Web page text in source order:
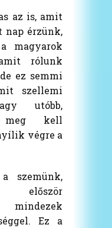
az is, amit
nap érzünk,
magyarok
rólunk
ez semmi
szellemi
utóbb,
meg kell
végre a
szemünk,
először
Ez a